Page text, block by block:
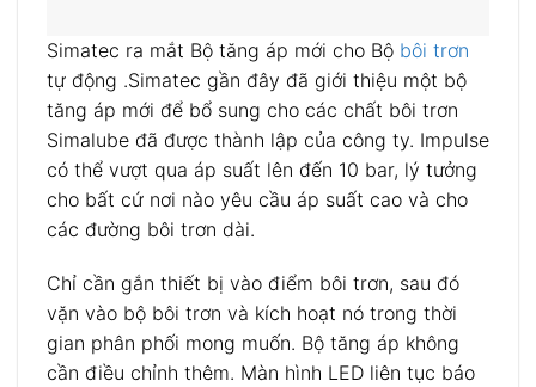
Simatec ra mắt Bộ tăng áp mới cho Bộ bôi trơn
tự động .Simatec gần đây đã giới thiệu một bộ
tăng áp mới để bổ sung cho các chất bôi trơn
Simalube đã được thành lập của công ty. Impulse
có thể vượt qua áp suất lên đến 10 bar, lý tưởng
cho bất cứ nơi nào yêu cầu áp suất cao và cho
các đường bôi trơn dài.
Chỉ cần gắn thiết bị vào điểm bôi trơn, sau đó
vặn vào bộ bôi trơn và kích hoạt nó trong thời
gian phân phối mong muốn. Bộ tăng áp không
cần điều chỉnh thêm. Màn hình LED liên tục báo